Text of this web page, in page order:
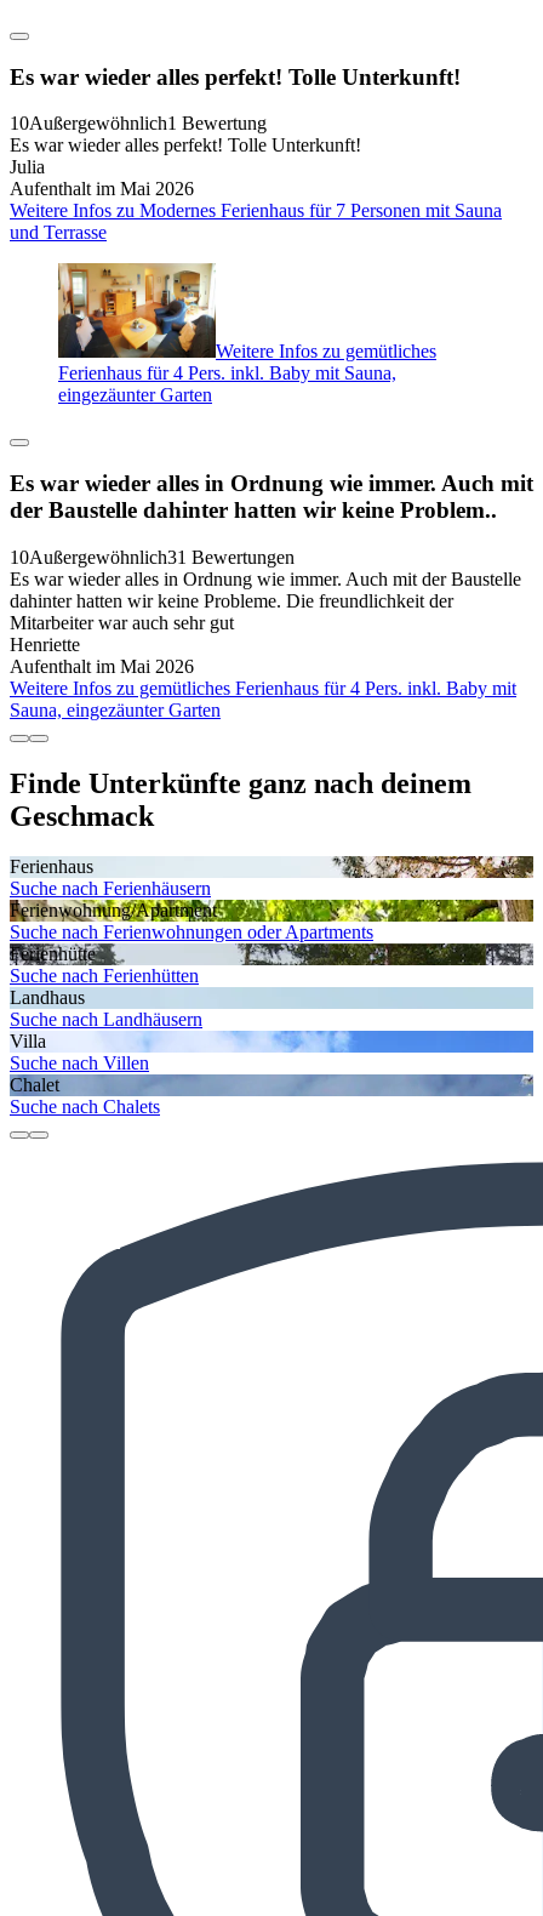
Es war wieder alles perfekt! Tolle Unterkunft!
10Außergewöhnlich1 Bewertung
Es war wieder alles perfekt! Tolle Unterkunft!
Julia
Aufenthalt im Mai 2026
Weitere Infos zu Modernes Ferienhaus für 7 Personen mit Sauna
und Terrasse
Weitere Infos zu gemütliches
Ferienhaus für 4 Pers. inkl. Baby mit Sauna,
eingezäunter Garten
Es war wieder alles in Ordnung wie immer. Auch mit
der Baustelle dahinter hatten wir keine Problem..
10Außergewöhnlich31 Bewertungen
Es war wieder alles in Ordnung wie immer. Auch mit der Baustelle
dahinter hatten wir keine Probleme. Die freundlichkeit der
Mitarbeiter war auch sehr gut
Henriette
Aufenthalt im Mai 2026
Weitere Infos zu gemütliches Ferienhaus für 4 Pers. inkl. Baby mit
Sauna, eingezäunter Garten
Finde Unterkünfte ganz nach deinem
Geschmack
Ferienhaus
Suche nach Ferienhäusern
Ferienwohnung/Apartment
Suche nach Ferienwohnungen oder Apartments
Ferienhütte
Suche nach Ferienhütten
Landhaus
Suche nach Landhäusern
Villa
Suche nach Villen
Chalet
Suche nach Chalets